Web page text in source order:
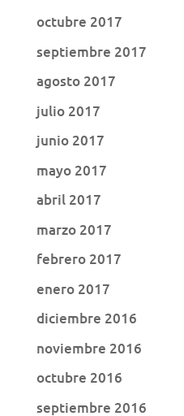
octubre 2017
septiembre 2017
agosto 2017
julio 2017
junio 2017
mayo 2017
abril 2017
marzo 2017
febrero 2017
enero 2017
diciembre 2016
noviembre 2016
octubre 2016
septiembre 2016